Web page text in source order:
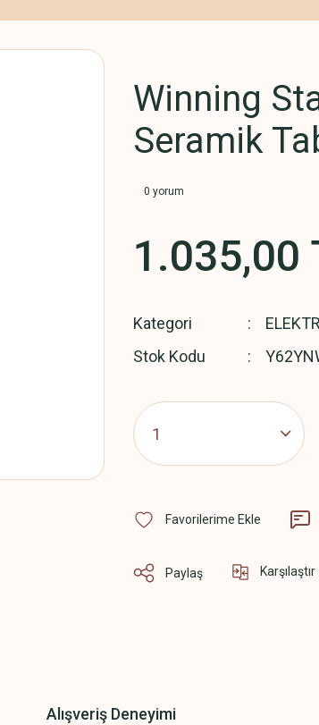
Winning
Seramik
0 yorum
1.035,00
Kategori
Stok Kodu
Paylaş Karşılaştır
Alışveriş Deneyimi